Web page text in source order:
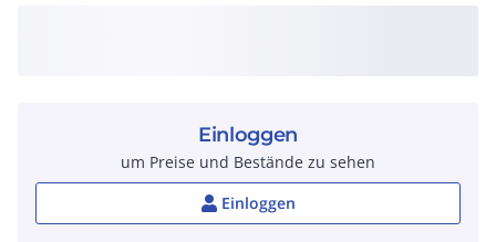
Einloggen
um Preise und Bestände zu sehen
Einloggen